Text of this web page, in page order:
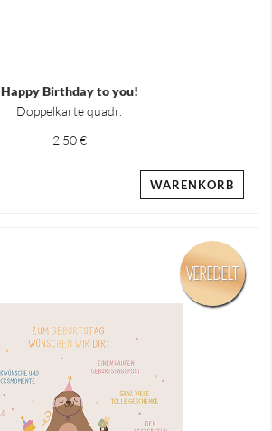
Happy Birthday to you!
Doppelkarte quadr.
2,50 €
WARENKORB
VEREDELT